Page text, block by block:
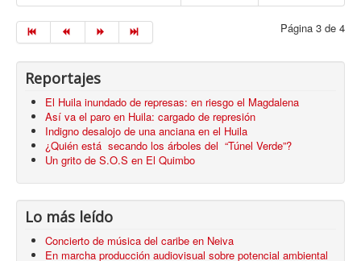
Página 3 de 4
Reportajes
El Huila inundado de represas: en riesgo el Magdalena
Así va el paro en Huila: cargado de represión
Indigno desalojo de una anciana en el Huila
¿Quién está secando los árboles del “Túnel Verde”?
Un grito de S.O.S en El Quimbo
Lo más leído
Concierto de música del caribe en Neiva
En marcha producción audiovisual sobre potencial ambiental